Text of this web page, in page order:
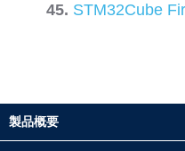
STM32Cube
製品概要